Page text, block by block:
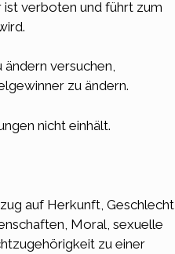
verboten und führt zum
versuchen,
zu ändern.
nicht einhält.
auf Herkunft, Geschlecht,
Moral, sexuelle
zu einer